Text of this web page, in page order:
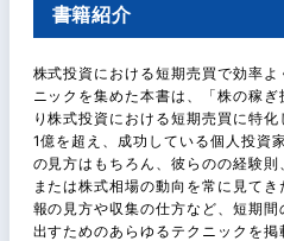
書籍紹介
株式投資における短期売買で効率
ニックを集めた本書は、「株の稼
り株式投資における短期売買に特化
1億を超え、成功している個人投資
の見方はもちろん、彼らのの経験則
または株式相場の動向を常に見て
報の見方や収集の仕方など、短期
出すためのあらゆるテクニックを掲